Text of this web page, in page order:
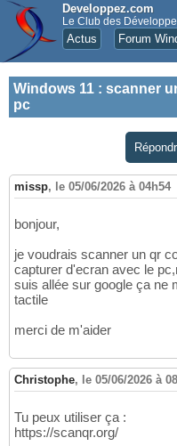
Developpez.com
Le Club des
Actus Forum
Windows 11 : scanner
pc
missp, le 05/06/2026 à 04h54
bonjour,
je voudrais scanner un qr
capturer d'ecran avec le
suis allée sur google ça ne
tactile
merci de m'aider
Christophe, le 05/06/2026 à
Tu peux utiliser ça :
https://scanqr.org/